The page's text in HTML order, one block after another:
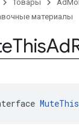
Товары
материалы
ThisAd